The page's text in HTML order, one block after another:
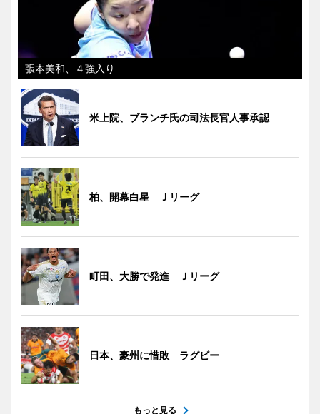
張本美和、４強入り
米上院、ブランチ氏の司法長官人事承認
柏、開幕白星 Ｊリーグ
町田、大勝で発進 Ｊリーグ
日本、豪州に惜敗 ラグビー
もっと見る